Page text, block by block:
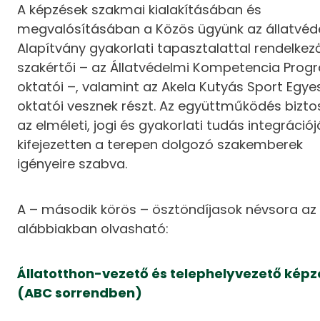
A képzések szakmai kialakításában és
megvalósításában a Közös ügyünk az
Alapítvány gyakorlati tapasztalattal
szakértői – az Állatvédelmi Kompetencia
oktatói –, valamint az Akela Kutyás Sport
oktatói vesznek részt. Az együttműködés
az elméleti, jogi és gyakorlati tudás
kifejezetten a terepen dolgozó szakemberek
igényeire szabva.
A – második körös – ösztöndíjasok névsora az
alábbiakban olvasható:
Állatotthon-vezető és telephelyvezető
(ABC sorrendben)